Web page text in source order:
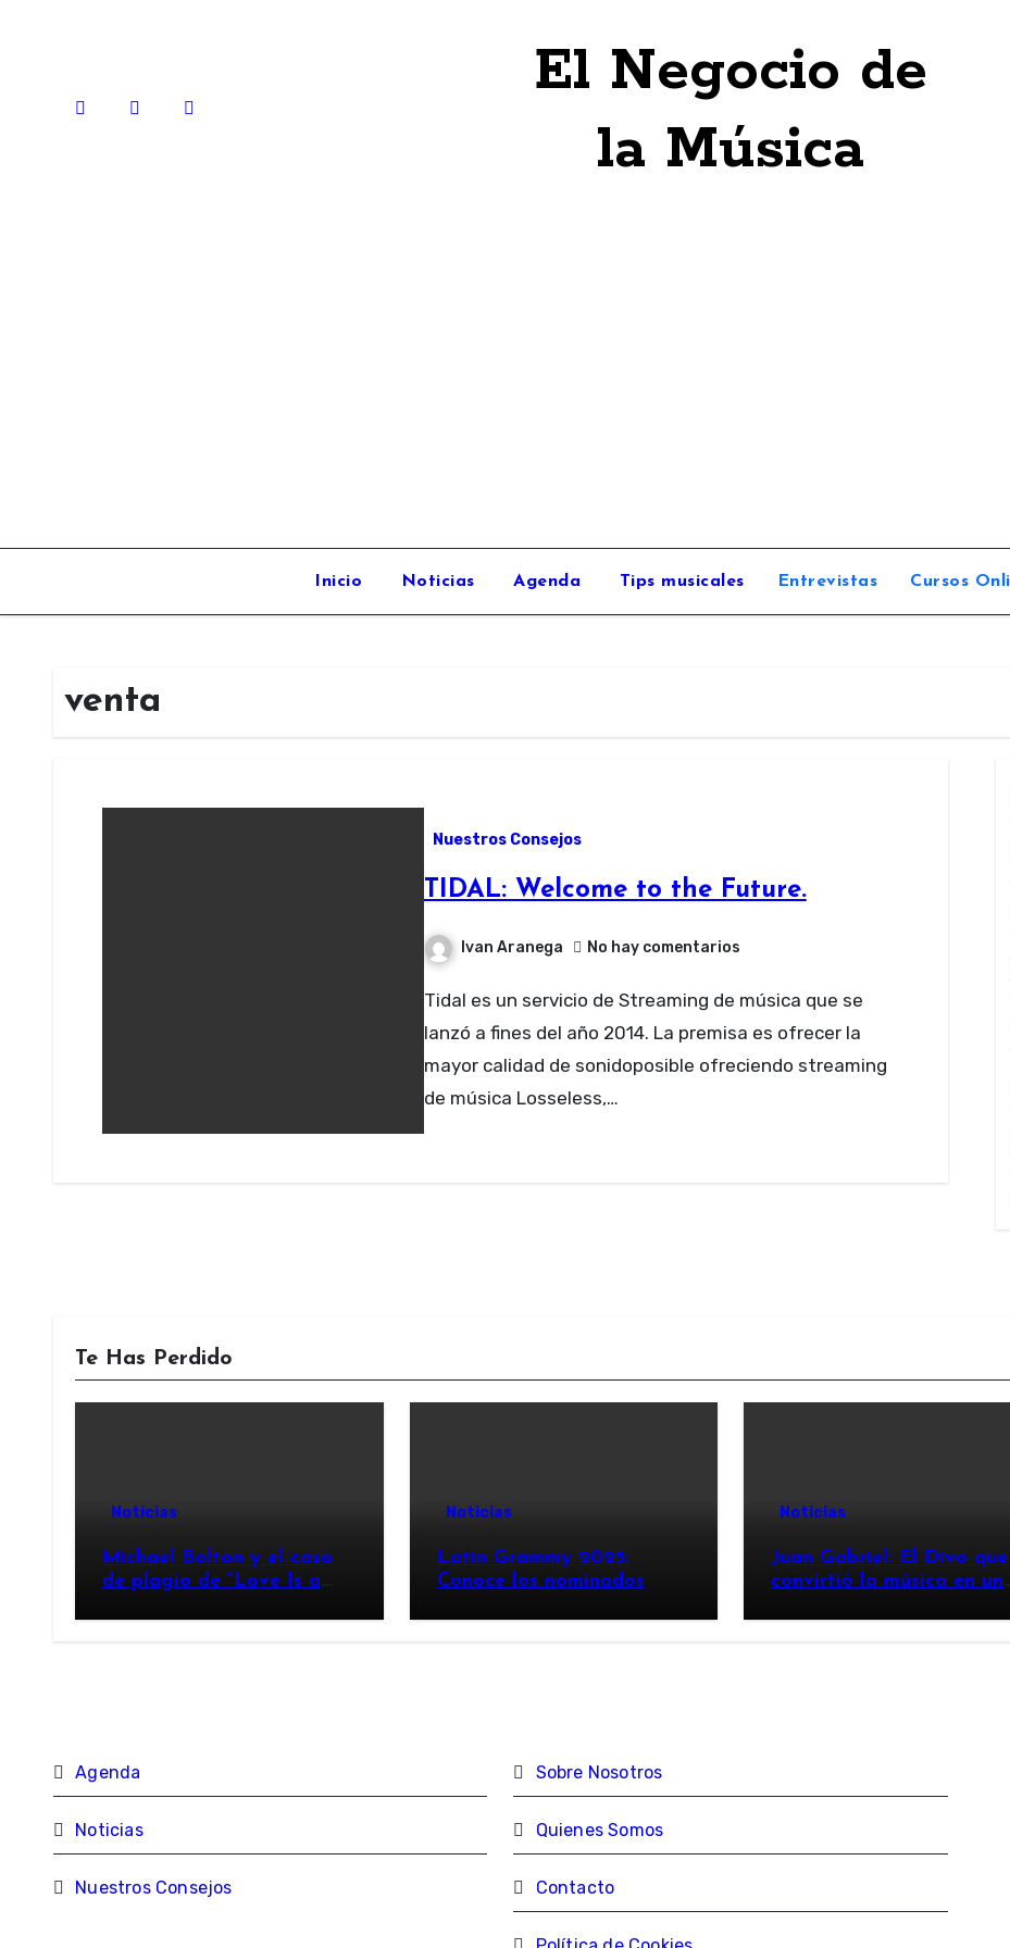
El Negocio de
la Música
Inicio Noticias Agenda Tips musicales Entrevistas Cursos
venta
Nuestros Consejos
TIDAL: Welcome to the Future.
Ivan Aranega No hay comentarios
Tidal es un servicio de Streaming de música que se
lanzó a fines del año 2014. La premisa es ofrecer la
mayor calidad de sonidoposible ofreciendo streaming
de música Losseless,…
Te Has Perdido
Noticias
Michael Bolton y el caso
de plagio de “Love Is a
Noticias
Latin Grammy 2025:
Conoce los nominados
Noticias
Juan Gabriel: El Divo que
convirtió la música en un
Agenda
Noticias
Nuestros Consejos
Sobre Nosotros
Quienes Somos
Contacto